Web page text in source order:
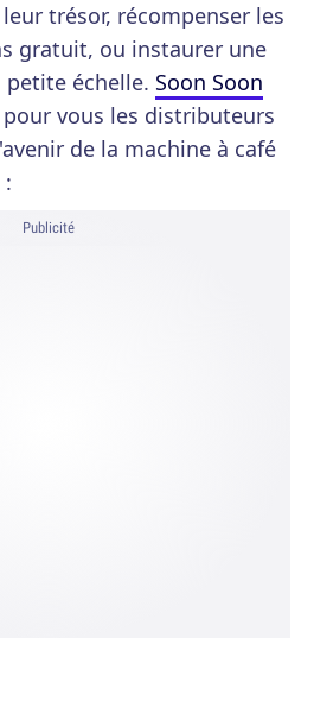
trésor, récompenser les
gratuit, ou instaurer une
échelle. Soon Soon
vous les distributeurs
de la machine à café
Publicité